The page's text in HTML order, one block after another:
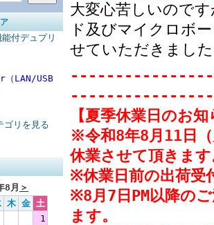
付デュプリ
LAN/USB
ゴリを見る
8月 ＞
木 金 土
1
大変心苦しいので
ド及びマイクロボ
せていただきまし
【夏季休業日のお
※令和8年8月11日
休業させて頂きま
※休業日前の出荷受
※8月7日PM以降の
ます。